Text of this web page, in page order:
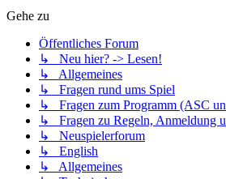
Gehe zu
Öffentliches Forum
↳ Neu hier? -> Lesen!
↳ Allgemeines
↳ Fragen rund ums Spiel
↳ Fragen zum Programm (ASC
↳ Fragen zu Regeln, Anmeldung
↳ Neuspielerforum
↳ English
↳ Allgemeines